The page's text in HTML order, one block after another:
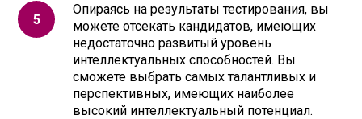
Опираясь на результаты тестирования, вы
можете отсекать кандидатов, имеющих
недостаточно развитый уровень
интеллектуальных способностей. Вы
сможете выбрать самых талантливых и
перспективных, имеющих наиболее
высокий интеллектуальный потенциал.